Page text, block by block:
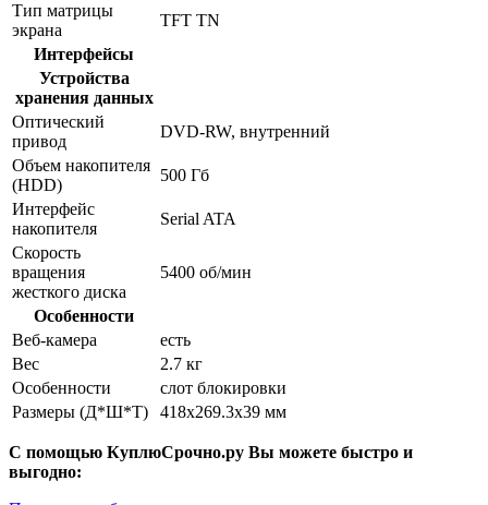
Тип матрицы
экрана
TFT TN
Интерфейсы
Устройства
хранения данных
Оптический
привод
DVD-RW, внутренний
Объем накопителя
(HDD)
500 Гб
Интерфейс
накопителя
Serial ATA
Скорость
вращения
жесткого диска
5400 об/мин
Особенности
Веб-камера
есть
Вес
2.7 кг
Особенности
слот блокировки
Размеры (Д*Ш*Т)
418x269.3x39 мм
С помощью КуплюСрочно.ру Вы можете быстро и
выгодно: